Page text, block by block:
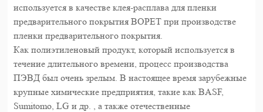
используется в качестве клея-расплава для пленки
предварительного покрытия BOPET при производстве
пленки предварительного покрытия.
Как полиэтиленовый продукт, который используется в
течение длительного времени, процесс производства
ПЭВД был очень зрелым. В настоящее время зарубежные
крупные химические предприятия, такие как BASF,
Sumitomo, LG и др. , а также отечественные